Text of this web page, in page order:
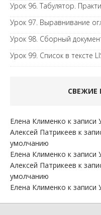
Урок 96. Табулятор.
Урок 97. Выравнивание
Урок 98. Сборный
Урок 99. Список в тексте
Елена Клименко к записи
Алексей Патрикеев к
умолчанию
Елена Клименко к записи
Алексей Патрикеев к
умолчанию
Елена Клименко к записи